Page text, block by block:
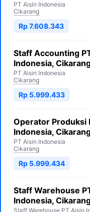
PT Aisin Indonesia
Cikarang
Rp 7.608.343
Staff Accounting
Indonesia,
PT Aisin Indonesia
Cikarang
Rp 5.999.433
Operator Produksi
Indonesia,
PT Aisin Indonesia
Cikarang
Rp 5.999.434
Staff Warehouse
Indonesia,
Staff Warehouse PT Aisin